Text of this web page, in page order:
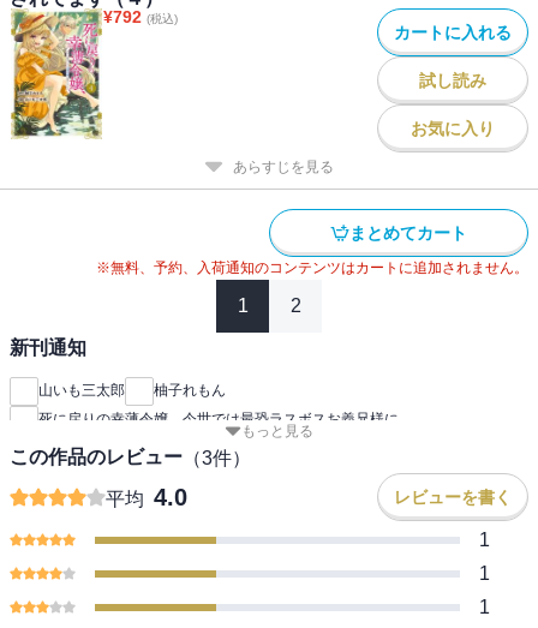
¥792 (税込)
カートに入れる
試し読み
お気に入り
あらすじを見る
まとめてカート
※無料、予約、入荷通知のコンテンツはカートに追加されません。
1 2
新刊通知
山いも三太郎
柚子れもん
死に戻りの幸薄令嬢、今世では最恐ラスボスお義兄様に
もっと見る
この作品のレビュー （3件）
平均 4.0 レビューを書く
1
1
1